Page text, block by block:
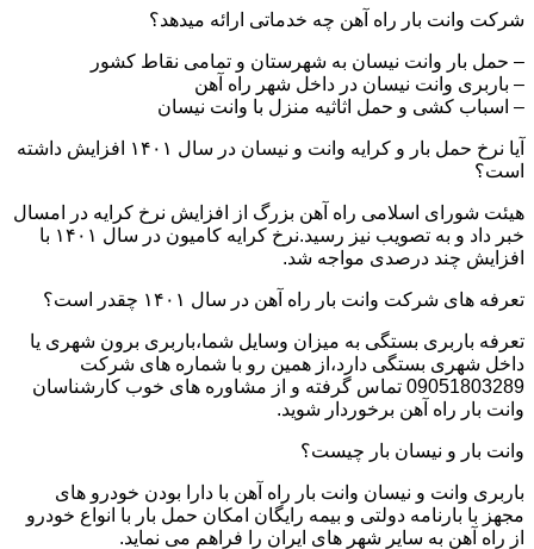
شرکت وانت بار راه آهن چه خدماتی ارائه میدهد؟
– حمل بار وانت نیسان به شهرستان و تمامی نقاط کشور
– باربری وانت نیسان در داخل شهر راه آهن
– اسباب کشی و حمل اثاثیه منزل با وانت نیسان
آیا نرخ حمل بار و کرایه وانت و نیسان در سال ۱۴۰۱ افزایش داشته
است؟
هیئت شورای اسلامی راه آهن بزرگ از افزایش نرخ کرایه در امسال
خبر داد و به تصویب نیز رسید.نرخ کرایه کامیون در سال ۱۴۰۱ با
افزایش چند درصدی مواجه شد.
تعرفه های شرکت وانت بار راه آهن در سال ۱۴۰۱ چقدر است؟
تعرفه باربری بستگی به میزان وسایل شما،باربری برون شهری یا
داخل شهری بستگی دارد،از همین رو با شماره های شرکت
09051803289 تماس گرفته و از مشاوره های خوب کارشناسان
وانت بار راه آهن برخوردار شوید.
وانت بار و نیسان بار چیست؟
باربری وانت و نیسان وانت بار راه آهن با دارا بودن خودرو های
مجهز با بارنامه دولتی و بیمه رایگان امکان حمل بار با انواع خودرو
از راه آهن به سایر شهر های ایران را فراهم می نماید.